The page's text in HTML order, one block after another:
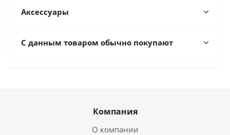
Аксессуары
С данным товаром обычно покупают
Компания
О компании